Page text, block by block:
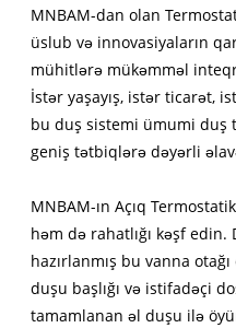
MNBAM-dan olan
üslub və innovasiyaların
mühitlərə mükəmməl
İstər yaşayış, istər ticarət,
bu duş sistemi ümumi duş
geniş tətbiqlərə dəyərli
MNBAM-ın Açıq
həm də rahatlığı kəşf edin.
hazırlanmış bu vanna
duşu başlığı və istifadəçi
tamamlanan əl duşu ilə